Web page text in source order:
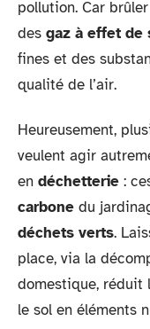
pollution. Car
des gaz à effet de
fines et des
qualité de l’air.
Heureusement,
veulent agir
en déchetterie :
carbone du
déchets verts.
place, via la
domestique,
le sol en éléments